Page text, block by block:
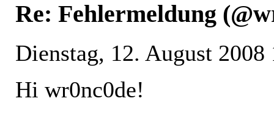
Re: Fehlermeldung
Dienstag, 12. August 2008
Hi wr0nc0de!